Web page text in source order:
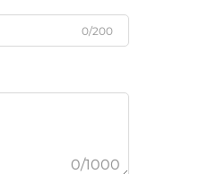
0/200
0/1000